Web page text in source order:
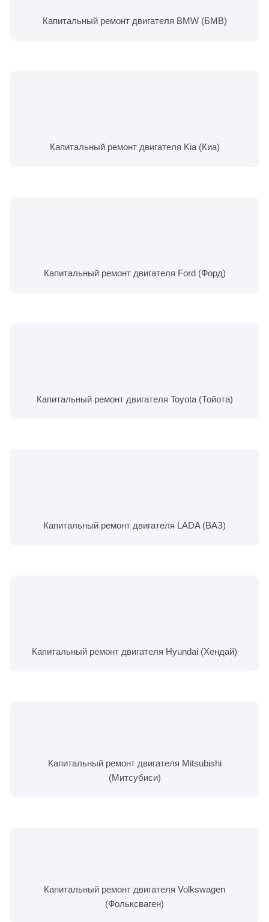
Капитальный ремонт двигателя BMW (БМВ)
Капитальный ремонт двигателя Kia (Киа)
Капитальный ремонт двигателя Ford (Форд)
Капитальный ремонт двигателя Toyota (Тойота)
Капитальный ремонт двигателя LADA (ВАЗ)
Капитальный ремонт двигателя Hyundai (Хендай)
Капитальный ремонт двигателя Mitsubishi
(Митсубиси)
Капитальный ремонт двигателя Volkswagen
(Фольксваген)